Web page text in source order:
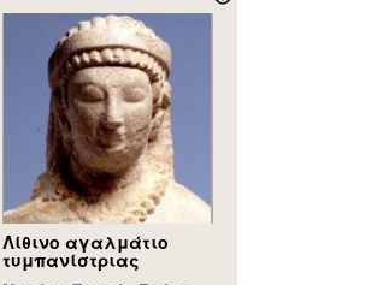
Λίθινο αγαλμάτιο
τυμπανίστριας